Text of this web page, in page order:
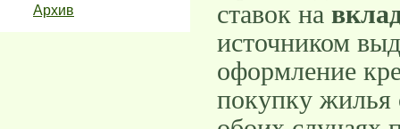
Архив
ставок на
источником
оформление
покупку жилья